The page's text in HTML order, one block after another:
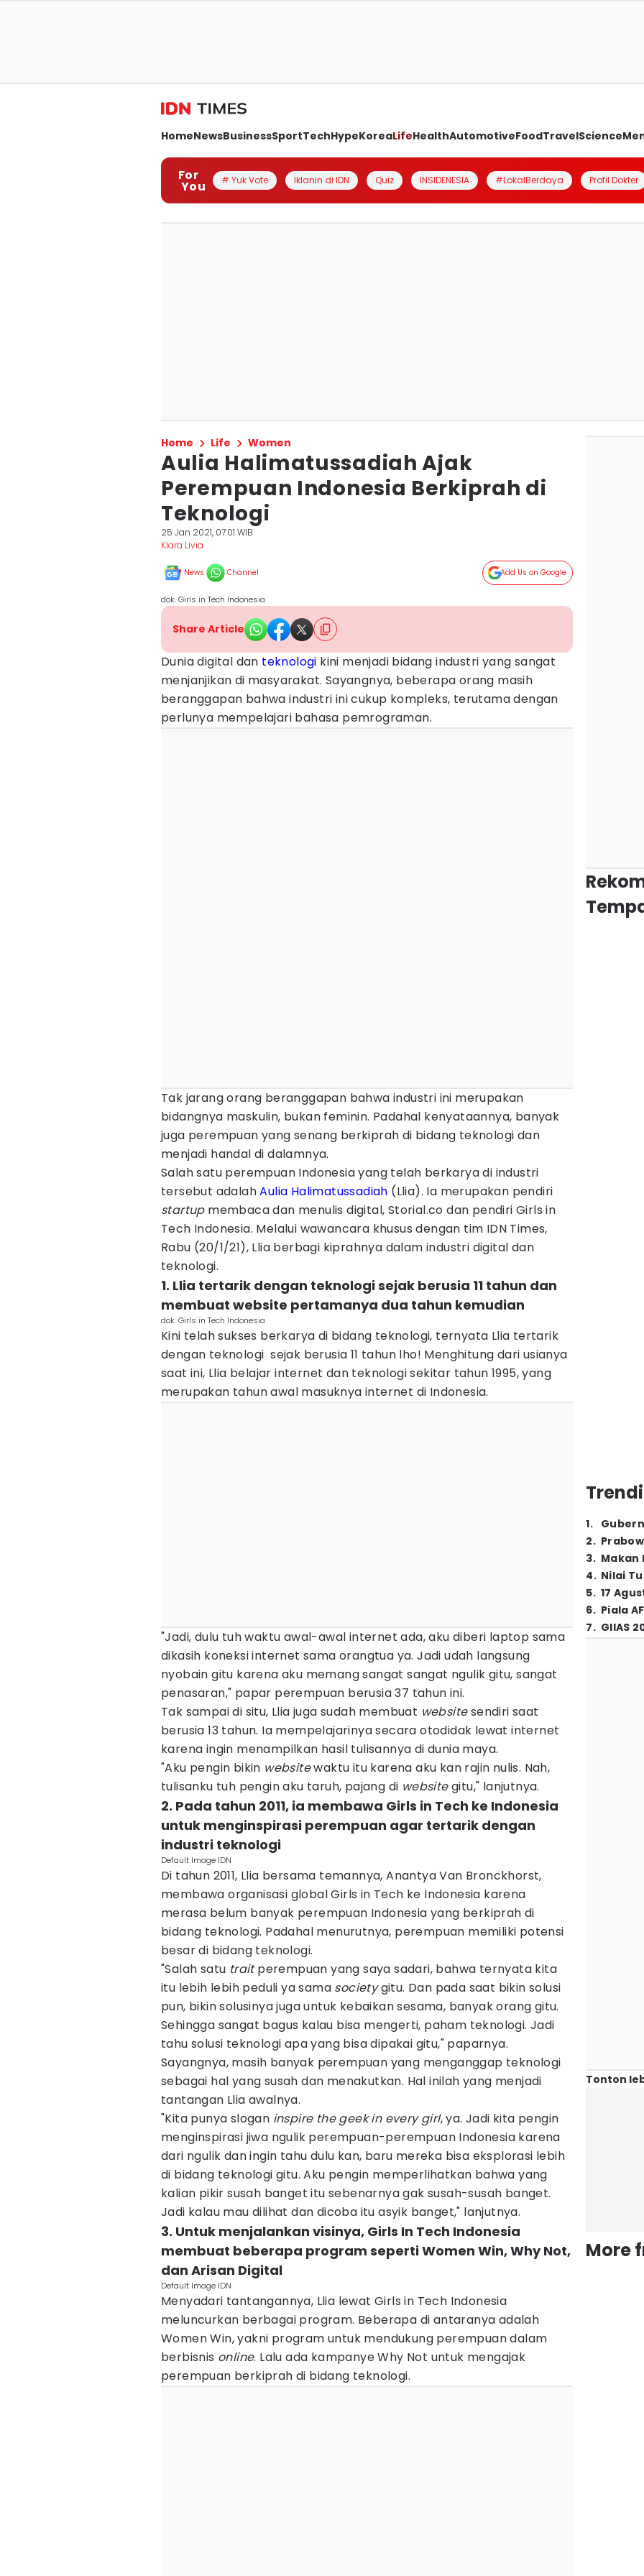
HomeNewsBusinessSportTechHypeKoreaLifeHealthAutomotiveFoodTravelScience
For
You # Yuk Vote Iklanin di IDN Quiz INSIDENESIA #LokalBerdaya Profil Dokter
Home Life Women
Aulia Halimatussadiah Ajak
Perempuan Indonesia Berkiprah di
Teknologi
25 Jan 2021, 07:01 WIB
Klara Livia
News Channel Add Us on Google
dok. Girls in Tech Indonesia
Share Article
Dunia digital dan teknologi kini menjadi bidang industri yang sangat
menjanjikan di masyarakat. Sayangnya, beberapa orang masih
beranggapan bahwa industri ini cukup kompleks, terutama dengan
perlunya mempelajari bahasa pemrograman.
Tak jarang orang beranggapan bahwa industri ini merupakan
bidangnya maskulin, bukan feminin. Padahal kenyataannya, banyak
juga perempuan yang senang berkiprah di bidang teknologi dan
menjadi handal di dalamnya.
Salah satu perempuan Indonesia yang telah berkarya di industri
tersebut adalahAulia Halimatussadiah (Llia). Ia merupakan pendiri
startupmembaca dan menulis digital, Storial.co dan pendiri Girls in
Tech Indonesia. Melalui wawancara khusus dengan tim IDN Times,
Rabu (20/1/21), Llia berbagi kiprahnya dalam industri digital dan
teknologi.
1. Llia tertarik dengan teknologi sejak berusia 11 tahun dan
membuat website pertamanya dua tahun kemudian
dok. Girls in Tech Indonesia
Kini telah sukses berkarya di bidang teknologi, ternyata Llia tertarik
dengan teknologi sejak berusia 11 tahun lho! Menghitung dari usianya
saat ini, Llia belajar internet dan teknologi sekitar tahun 1995, yang
merupakan tahun awal masuknya internet di Indonesia.
"Jadi, dulu tuh waktu awal-awal internet ada, aku diberi laptop sama
dikasih koneksi internet sama orangtua ya. Jadi udah langsung
nyobain gitu karena aku memang sangat sangat ngulik gitu, sangat
penasaran," papar perempuan berusia 37 tahun ini.
Tak sampai di situ, Llia juga sudah membuat websitesendiri saat
berusia 13 tahun. Ia mempelajarinya secara otodidak lewat internet
karena ingin menampilkan hasil tulisannya di dunia maya.
"Aku pengin bikin websitewaktu itu karena aku kan rajin nulis. Nah,
tulisanku tuh pengin aku taruh, pajang di websitegitu," lanjutnya.
2. Pada tahun 2011, ia membawa Girls in Tech ke Indonesia
untuk menginspirasi perempuan agar tertarik dengan
industri teknologi
Default Image IDN
Di tahun 2011, Llia bersama temannya, Anantya Van Bronckhorst,
membawa organisasi global Girls in Tech ke Indonesia karena
merasa belum banyak perempuan Indonesia yang berkiprah di
bidang teknologi. Padahal menurutnya, perempuan memiliki potensi
besar di bidang teknologi.
"Salah satu traitperempuan yang saya sadari, bahwa ternyata kita
itu lebih lebih peduli ya sama societygitu. Dan pada saat bikin solusi
pun, bikin solusinya juga untuk kebaikan sesama, banyak orang gitu.
Sehingga sangat bagus kalau bisa mengerti, paham teknologi. Jadi
tahu solusi teknologi apa yang bisa dipakai gitu," paparnya.
Sayangnya, masih banyak perempuan yang menganggap teknologi
sebagai hal yang susah dan menakutkan. Hal inilah yang menjadi
tantangan Llia awalnya.
"Kita punya slogan inspire the geek in every girl, ya. Jadi kita pengin
menginspirasi jiwa ngulik perempuan-perempuan Indonesia karena
dari ngulik dan ingin tahu dulu kan, baru mereka bisa eksplorasi lebih
di bidang teknologi gitu. Aku pengin memperlihatkan bahwa yang
kalian pikir susah banget itu sebenarnya gak susah-susah banget.
Jadi kalau mau dilihat dan dicoba itu asyik banget," lanjutnya.
3. Untuk menjalankan visinya, Girls In Tech Indonesia
membuat beberapa program seperti Women Win, Why Not,
dan Arisan Digital
Default Image IDN
Menyadari tantangannya, Llia lewat Girls in Tech Indonesia
meluncurkan berbagai program. Beberapa di antaranya adalah
Women Win, yakni program untuk mendukung perempuan dalam
berbisnis online. Lalu ada kampanye Why Not untuk mengajak
perempuan berkiprah di bidang teknologi.
1.
2.
3. Makan
4. Nilai
5. 17
6. Piala
7. GIIAS
Tonton
More